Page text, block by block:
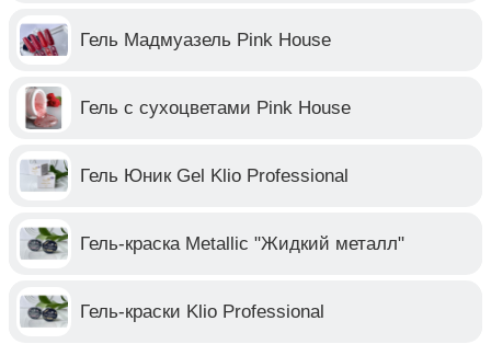
Гель Мадмуазель Pink House
Гель с сухоцветами Pink House
Гель Юник Gel Klio Professional
Гель-краска Metallic "Жидкий металл"
Гель-краски Klio Professional